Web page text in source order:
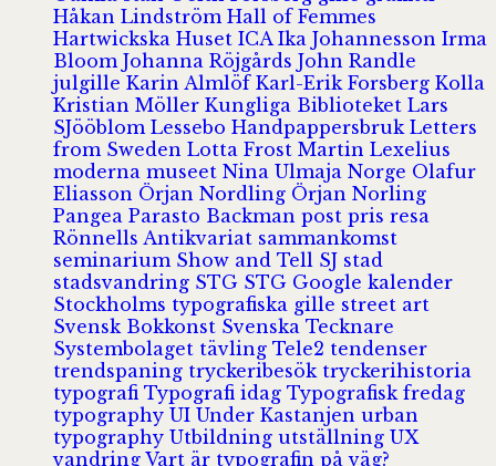
Håkan Lindström Hall of Femmes
Hartwickska Huset ICA Ika Johannesson Irma
Bloom Johanna Röjgårds John Randle
julgille Karin Almlöf Karl-Erik Forsberg Kolla
Kristian Möller Kungliga Biblioteket Lars
SJööblom Lessebo Handpappersbruk Letters
from Sweden Lotta Frost Martin Lexelius
moderna museet Nina Ulmaja Norge Olafur
Eliasson Örjan Nordling Örjan Norling
Pangea Parasto Backman post pris resa
Rönnells Antikvariat sammankomst
seminarium Show and Tell SJ stad
stadsvandring STG STG Google kalender
Stockholms typografiska gille street art
Svensk Bokkonst Svenska Tecknare
Systembolaget tävling Tele2 tendenser
trendspaning tryckeribesök tryckerihistoria
typografi Typografi idag Typografisk fredag
typography UI Under Kastanjen urban
typography Utbildning utställning UX
vandring Vart är typografin på väg?